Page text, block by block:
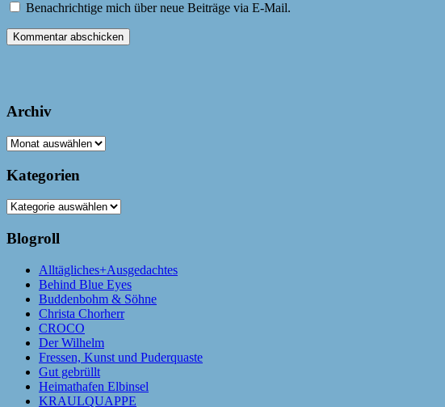
Benachrichtige mich über neue Beiträge via E-Mail.
Archiv
Archiv
Kategorien
Kategorien
Blogroll
Alltägliches+Ausgedachtes
Behind Blue Eyes
Buddenbohm & Söhne
Christa Chorherr
CROCO
Der Wilhelm
Fressen, Kunst und Puderquaste
Gut gebrüllt
Heimathafen Elbinsel
KRAULQUAPPE